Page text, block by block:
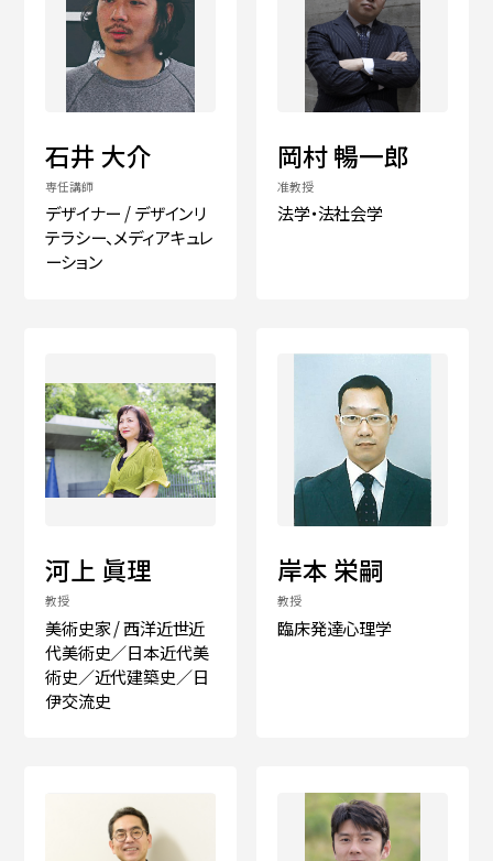
高校生・受験生の方
企業の方
学生生活・就職
入試情報
한국어
简体字 繁体字
石井 大介
専任講師
デザイナー / デザインリ
テラシー、メディアキュレ
ーション
岡村 暢一郎
准教授
法学・法社会学
河上 眞理
教授
美術史家 / 西洋近世近
代美術史／日本近代美
術史／近代建築史／日
伊交流史
岸本 栄嗣
教授
臨床発達心理学